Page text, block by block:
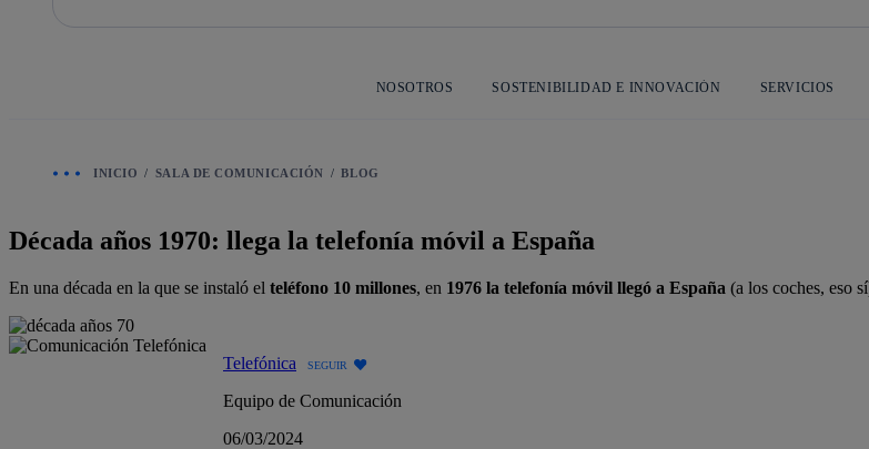
NOSOTROS SOSTENIBILIDAD E INNOVACIÓN SERVICIOS
INICIO SALA DE COMUNICACIÓN BLOG
Década años 1970: llega la telefonía móvil a España
En una década en la que se instaló el teléfono 10 millones, en 1976 la telefonía móvil llegó a España (a los coches, eso
Telefónica SEGUIR
Equipo de Comunicación
06/03/2024